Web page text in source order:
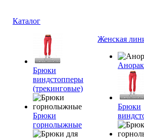
Каталог
Брюки
виндстопперы
(трекинговые)
Брюки
горнолыжные
Женская
Брюки